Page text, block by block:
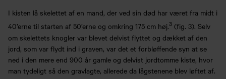
I kisten lå skelettet af en mand, der ved sin død har været fra midt i
40’erne til starten af 50’erne og omkring 175 cm høj.3 (fig. 3). Selv
om skelettets knogler var blevet delvist flyttet og dækket af den
jord, som var flydt ind i graven, var det et forbløffende syn at se
ned i den mere end 900 år gamle og delvist jordtomme kiste, hvor
man tydeligt så den gravlagte, allerede da lågstenene blev løftet af.